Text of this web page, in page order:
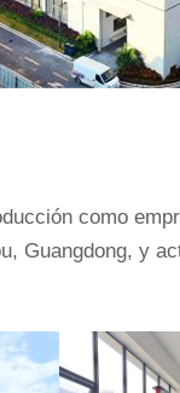
como
Guangdong, y